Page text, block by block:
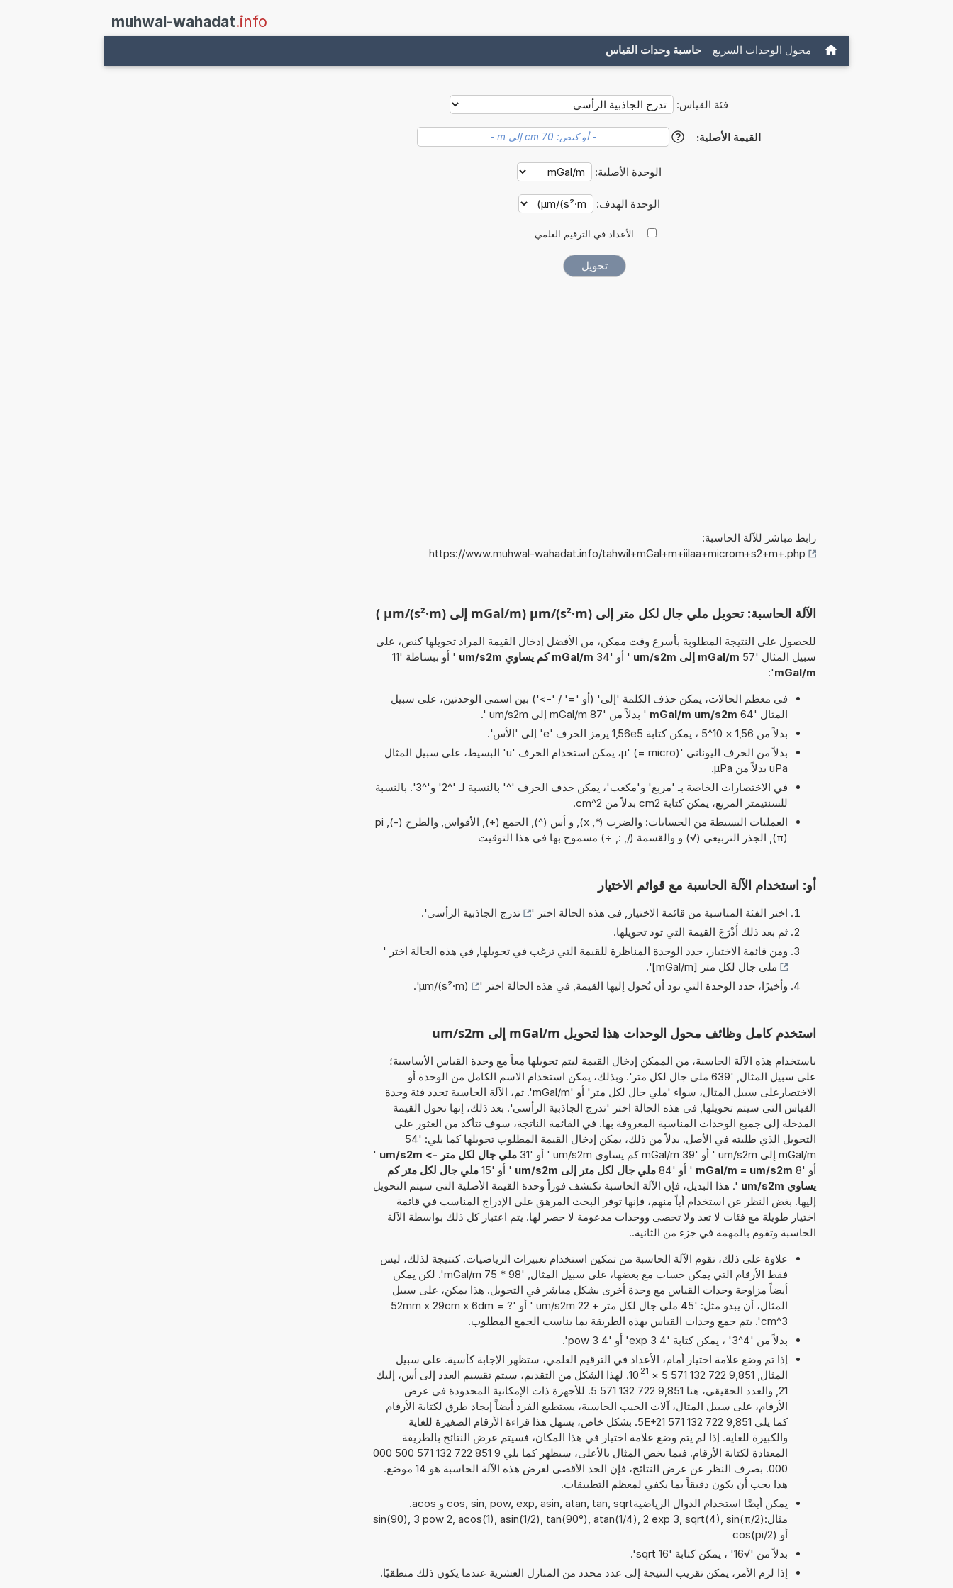
muhwal-wahadat.info
محول الوحدات السريع حاسبة وحدات القياس
فئة القياس:
القيمة الأصلية: ?
الوحدة الأصلية:
الوحدة الهدف:
الأعداد في الترقيم العلمي
رابط مباشر للآلة الحاسبة:
https://www.muhwal-wahadat.info/tahwil+mGal+m+iilaa+microm+s2+m+.php
الآلة الحاسبة: تحويل ملي جال لكل متر إلى µm/(s²·m) (mGal/m إلى µm/(s²·m) )
للحصول على النتيجة المطلوبة بأسرع وقت ممكن، من الأفضل إدخال القيمة المراد تحويلها كنص، على
سبيل المثال '57
mGal/m إلى um/s2m ' أو '34 mGal/m كم يساوي um/s2m
' أو ببساطة '11
mGal/m
':
في معظم الحالات، يمكن حذف الكلمة 'إلى' (أو '=' / '->') بين اسمي الوحدتين، على سبيل
المثال '64
mGal/m um/s2m ' بدلاً من '87 mGal/m إلى um/s2m '.
بدلاً من 1,56 × 10^5 ، يمكن كتابة 1,56e5 يرمز الحرف 'e' إلى 'الأس'.
بدلاً من الحرف اليوناني 'µ' (= micro)، يمكن استخدام الحرف 'u' البسيط، على سبيل المثال
uPa بدلاً من µPa.
في الاختصارات الخاصة بـ 'مربع' و'مكعب'، يمكن حذف الحرف '^' بالنسبة لـ '^2' و'^3'. بالنسبة
للسنتيمتر المربع، يمكن كتابة cm2 بدلاً من cm^2.
العمليات البسيطة من الحسابات: والضرب (*, x), و أس (^), الجمع (+), الأقواس, والطرح (-), pi
(π), الجذر التربيعي (√) و والقسمة (/, :, ÷) مسموح بها في هذا التوقيت
أو: استخدام الآلة الحاسبة مع قوائم الاختيار
اختر الفئة المناسبة من قائمة الاختيار, في هذه الحالة اختر ' تدرج الجاذبية الرأسي'.
ثم بعد ذلك أَدْرَجَ القيمة التي تود تحويلها.
ومن قائمة الاختيار، حدد الوحدة المناظرة للقيمة التي ترغب في تحويلها, في هذه الحالة اختر '
ملي جال لكل متر [mGal/m]
'.
وأخيرًا، حدد الوحدة التي تود أن تُحول إليها القيمة, في هذه الحالة اختر '
µm/(s²·m)
'.
استخدم كامل وظائف محول الوحدات هذا لتحويل mGal/m إلى um/s2m
باستخدام هذه الآلة الحاسبة، من الممكن إدخال القيمة ليتم تحويلها معاً مع وحدة القياس الأساسية؛
على سبيل المثال, '639 ملي جال لكل متر'. وبذلك، يمكن استخدام الاسم الكامل من الوحدة أو
الاختصارعلى سبيل المثال، سواء 'ملي جال لكل متر' أو 'mGal/m'. ثم، الآلة الحاسبة تحدد فئة وحدة
القياس التي سيتم تحويلها, في هذه الحالة اختر 'تدرج الجاذبية الرأسي'. بعد ذلك، إنها تحول القيمة
المدخلة إلى جميع الوحدات المناسبة المعروفة بها. في القائمة الناتجة، سوف تتأكد من العثور على
التحويل الذي طلبته في الأصل. بدلاً من ذلك، يمكن إدخال القيمة المطلوب تحويلها كما يلي: '54
mGal/m إلى um/s2m ' أو '39 mGal/m كم يساوي um/s2m ' أو '31
ملي جال لكل متر -> um/s2m
'
أو '8
mGal/m = um/s2m ' أو '84 ملي جال لكل متر إلى um/s2m ' أو '15
ملي جال لكل متر كم
يساوي um/s2m
'. هذا البديل، فإن الآلة الحاسبة تكتشف فوراً وحدة القيمة الأصلية التي سيتم التحويل
إليها. بغض النظر عن استخدام أياً منهم، فإنها توفر البحث المرهق على الإدراج المناسب في قائمة
اختيار طويلة مع فئات لا تعد ولا تحصى ووحدات مدعومة لا حصر لها. يتم اعتبار كل ذلك بواسطة الآلة
الحاسبة وتقوم بالمهمة في جزء من الثانية..
علاوة على ذلك، تقوم الآلة الحاسبة من تمكين استخدام تعبيرات الرياضيات. كنتيجة لذلك، ليس
فقط الأرقام التي يمكن حساب مع بعضها، على سبيل المثال, '98 * 75 mGal/m'. لكن يمكن
أيضاً مزاوجة وحدات القياس مع وحدة أخرى بشكل مباشر في التحويل. هذا يمكن، على سبيل
المثال، أن يبدو مثل: '45 ملي جال لكل متر + 22 um/s2m ' أو '52mm x 29cm x 6dm = ?
cm^3'. يتم جمع وحدات القياس بهذه الطريقة بما يناسب الجمع المطلوب.
بدلاً من '4^3' ، يمكن كتابة '4 exp 3' أو '4 pow 3'.
إذا تم وضع علامة اختيار أمام، الأعداد في الترقيم العلمي، ستظهر الإجابة كأسية. على سبيل
المثال, 9,851 722 132 571 5
×
10 21
. لهذا الشكل من التقديم، سيتم تقسيم العدد إلى أس، إليك
21, والعدد الحقيقي، هنا 9,851 722 132 571 5. للأجهزة ذات الإمكانية المحدودة في عرض
الأرقام، على سبيل المثال، آلات الجيب الحاسبة، يستطيع الفرد أيضاً إيجاد طرق لكتابة الأرقام
كما يلي 9,851 722 132 571 5E+21. بشكل خاص، يسهل هذا قراءة الأرقام الصغيرة للغاية
والكبيرة للغاية. إذا لم يتم وضع علامة اختيار في هذا المكان، فسيتم عرض النتائج بالطريقة
المعتادة لكتابة الأرقام. فيما يخص المثال بالأعلى، سيظهر كما يلي 9 851 722 132 571 500 000
000. بصرف النظر عن عرض النتائج، فإن الحد الأقصى لعرض هذه الآلة الحاسبة هو 14 موضع.
هذا يجب أن يكون دقيقاً بما يكفي لمعظم التطبيقات.
يمكن أيضًا استخدام الدوال الرياضيةcos, sin, pow, exp, asin, atan, tan, sqrt و acos.
مثال:sin(90), 3 pow 2, acos(1), asin(1/2), tan(90°), atan(1/4), 2 exp 3, sqrt(4), sin(π/2)
أو cos(pi/2)
بدلاً من '√16' ، يمكن كتابة 'sqrt 16'.
إذا لزم الأمر، يمكن تقريب النتيجة إلى عدد محدد من المنازل العشرية عندما يكون ذلك منطقيًا.